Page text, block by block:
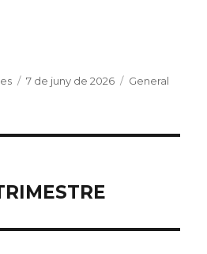
Posted
7 de juny de 2026 Categories
General